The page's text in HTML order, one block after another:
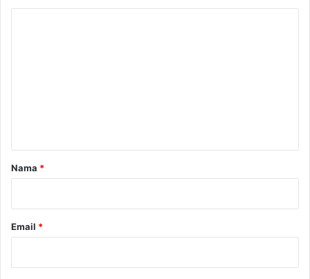
n
r
Nama *
Email *